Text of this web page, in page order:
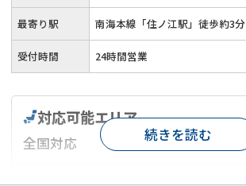
最寄り駅 南海本線「住ノ江駅」徒歩約3分
受付時間 24時間営業
対応可能エリア
全国対応 続きを読む